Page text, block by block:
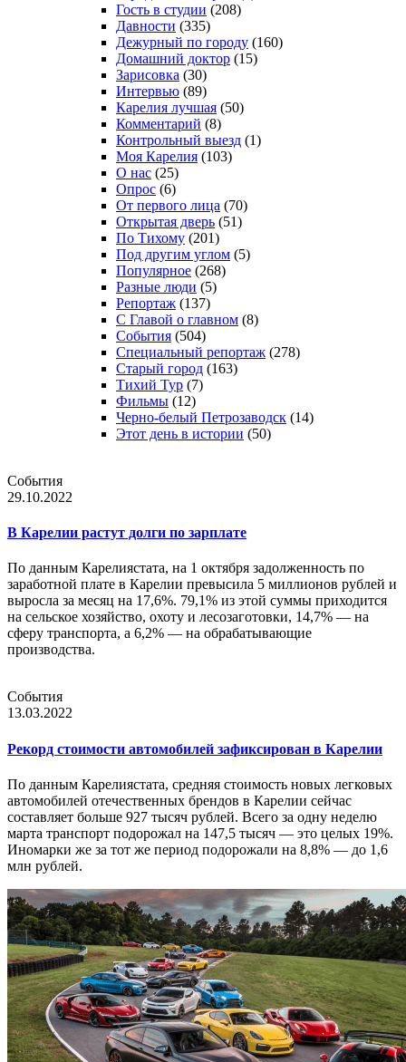
Гость в студии (208)
Давности (335)
Дежурный по городу (160)
Домашний доктор (15)
Зарисовка (30)
Интервью (89)
Карелия лучшая (50)
Комментарий (8)
Контрольный выезд (1)
Моя Карелия (103)
О нас (25)
Опрос (6)
От первого лица (70)
Открытая дверь (51)
По Тихому (201)
Под другим углом (5)
Популярное (268)
Разные люди (5)
Репортаж (137)
С Главой о главном (8)
События (504)
Специальный репортаж (278)
Старый город (163)
Тихий Тур (7)
Фильмы (12)
Черно-белый Петрозаводск (14)
Этот день в истории (50)
События
29.10.2022
В Карелии растут долги по зарплате
По данным Карелиястата, на 1 октября задолженность по
заработной плате в Карелии превысила 5 миллионов рублей и
выросла за месяц на 17,6%. 79,1% из этой суммы приходится
на сельское хозяйство, охоту и лесозаготовки, 14,7% — на
сферу транспорта, а 6,2% — на обрабатывающие
производства.
События
13.03.2022
Рекорд стоимости автомобилей зафиксирован в Карелии
По данным Карелиястата, средняя стоимость новых легковых
автомобилей отечественных брендов в Карелии сейчас
составляет больше 927 тысяч рублей. Всего за одну неделю
марта транспорт подорожал на 147,5 тысяч — это целых 19%.
Иномарки же за тот же период подорожали на 8,8% — до 1,6
млн рублей.